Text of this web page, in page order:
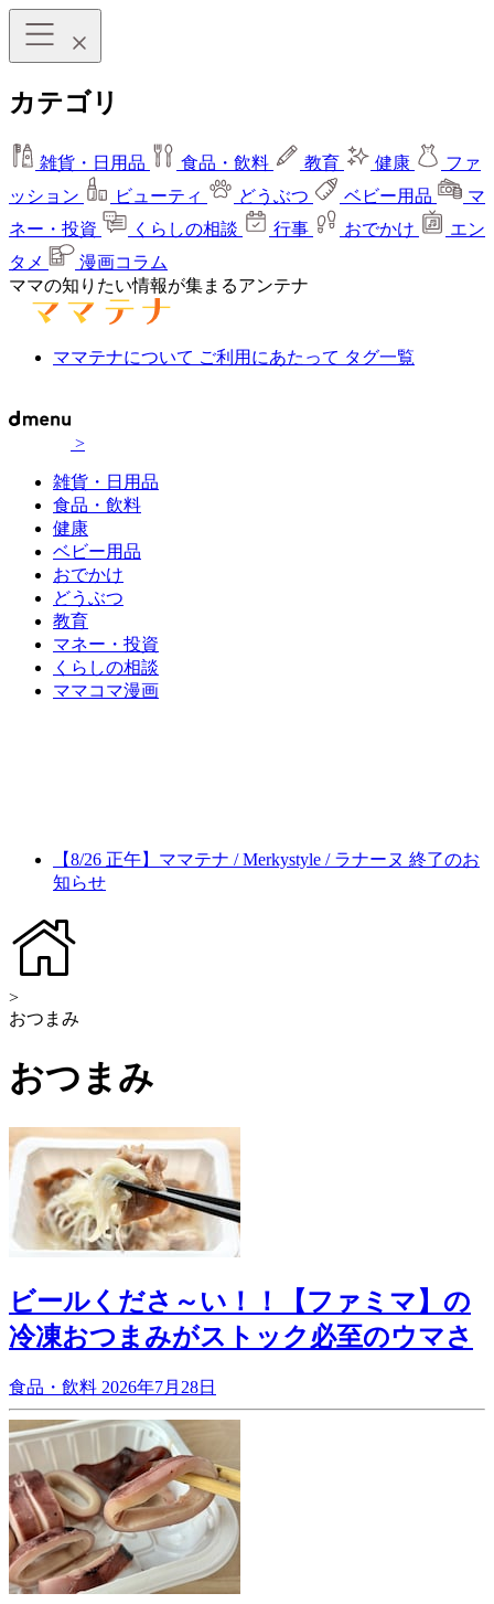
カテゴリ
雑貨・日用品 食品・飲料 教育 健康
ファ
ッション
ビューティ どうぶつ ベビー用品
マ
ネー・投資
くらしの相談 行事 おでかけ
エン
タメ
漫画コラム
ママの知りたい情報が集まるアンテナ
ママテナについて ご利用にあたって タグ一覧
>
雑貨・日用品
食品・飲料
健康
ベビー用品
おでかけ
どうぶつ
教育
マネー・投資
くらしの相談
ママコマ漫画
【8/26 正午】ママテナ / Merkystyle / ラナーヌ 終了のお
知らせ
>
おつまみ
おつまみ
ビールくださ～い！！【ファミマ】の
冷凍おつまみがストック必至のウマさ
食品・飲料 2026年7月28日